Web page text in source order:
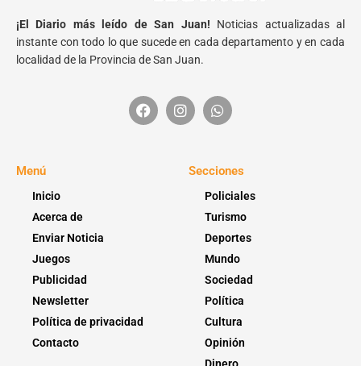
¡El Diario más leído de San Juan! Noticias actualizadas al
instante con todo lo que sucede en cada departamento y en cada
localidad de la Provincia de San Juan.
Menú
Inicio
Acerca de
Enviar Noticia
Juegos
Publicidad
Newsletter
Política de privacidad
Contacto
Secciones
Policiales
Turismo
Deportes
Mundo
Sociedad
Política
Cultura
Opinión